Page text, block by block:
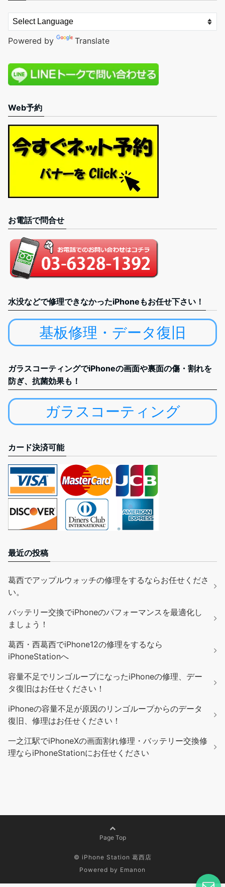
Powered by Translate
Web予約
お電話で問合せ
水没などで修理できなかったiPhoneもお任せ下さい！
基板修理・データ復旧
ガラスコーティングでiPhoneの画面や裏面の傷・割れを
防ぎ、抗菌効果も！
ガラスコーティング
カード決済可能
最近の投稿
葛西でアップルウォッチの修理をするならお任せくださ
い。
バッテリー交換でiPhoneのパフォーマンスを最適化し
ましょう！
葛西・西葛西でiPhone12の修理をするなら
iPhoneStationへ
容量不足でリンゴループになったiPhoneの修理、デー
タ復旧はお任せください！
iPhoneの容量不足が原因のリンゴループからのデータ
復旧、修理はお任せください！
一之江駅でiPhoneXの画面割れ修理・バッテリー交換修
理ならiPhoneStationにお任せください
Page Top
© iPhone Station 葛西店
Powered by Emanon